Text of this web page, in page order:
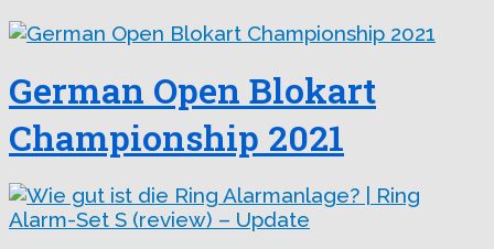
German Open Blokart
Championship 2021